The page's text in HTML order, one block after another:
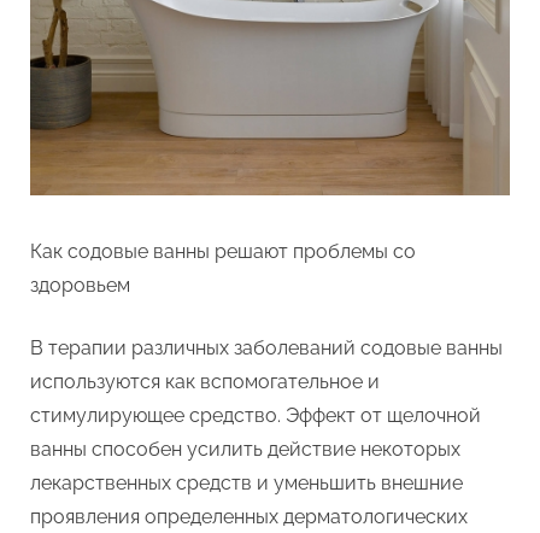
Как содовые ванны решают проблемы со
здоровьем
В терапии различных заболеваний содовые ванны
используются как вспомогательное и
стимулирующее средство. Эффект от щелочной
ванны способен усилить действие некоторых
лекарственных средств и уменьшить внешние
проявления определенных дерматологических